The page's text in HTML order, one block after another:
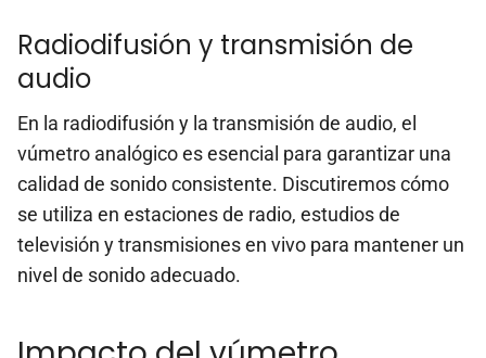
Radiodifusión y transmisión de
audio
En la radiodifusión y la transmisión de audio, el
vúmetro analógico es esencial para garantizar una
calidad de sonido consistente. Discutiremos cómo
se utiliza en estaciones de radio, estudios de
televisión y transmisiones en vivo para mantener un
nivel de sonido adecuado.